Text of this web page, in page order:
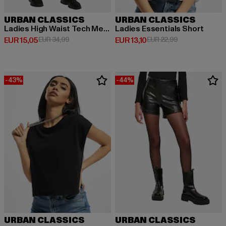
URBAN CLASSICS
Ladies High Waist Tech Mesh
EUR 15,05
Derzeitiger Preis: EUR 15,05
EUR 34,99Aktionspreis: EUR 34,99
URBAN CLASSICS
Ladies Essentials Short
EUR 13,10
Derzeitiger Preis: EUR 13,10
EUR 22,99Aktionspreis:
-43%
URBAN CLASSICS
-44%
URBAN CLASSICS